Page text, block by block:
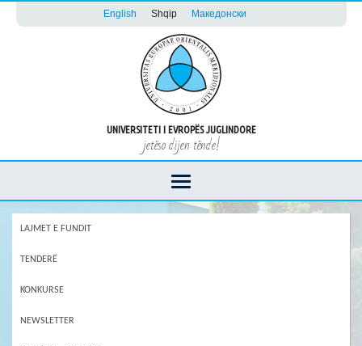
English Shqip Македонски
UNIVERSITETI I EVROPËS JUGLINDORE
jetëso dijen tënde!
LAJMET E FUNDIT
TENDERË
KONKURSE
NEWSLETTER